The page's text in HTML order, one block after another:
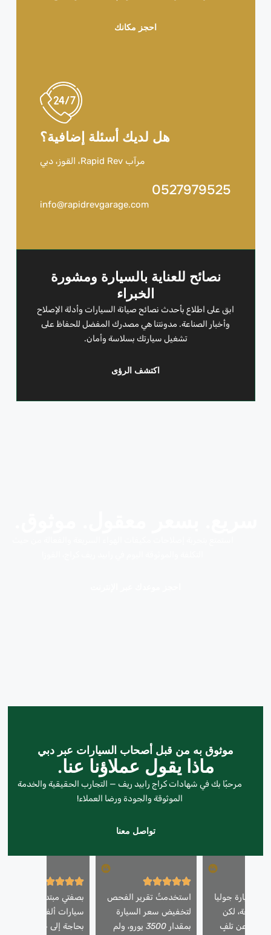
احجز مكانك
هل لديك أسئلة إضافية؟
مرآب Rapid Rev، القوز، دبي
0527979525
info@rapidrevgarage.com
نصائح للعناية بالسيارة ومشورة
الخبراء
ابق على اطلاع بأحدث نصائح صيانة السيارات وأدلة الإصلاح
وأخبار الصناعة. مدونتنا هي مصدرك المفضل للحفاظ على
تشغيل سيارتك بسلاسة وأمان.
اكتشف الرؤى
موثوق به من قبل أصحاب السيارات عبر دبي
ماذا يقول عملاؤنا عنا.
مرحبًا بك في شهادات كراج رابيد ريف — التجارب الحقيقية والخدمة
الموثوقة والجودة ورضا العملاء!
تواصل معنا
سيارة جوليا
موديل ٢٠١٨ رائعة، لكن
كشف عن تلفٍ
استخدمتُ تقرير الفحص
لتخفيض سعر السيارة
بمقدار 3500 يورو، ولم
بصفتي مبتدئًا في
سيارات ألفا روميو، كنتُ
بحاجة إلى خبراء. لقد